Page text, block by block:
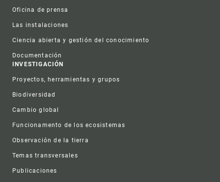
Oficina de prensa
Las instalaciones
Ciencia abierta y gestión del conocimiento
Documentación
INVESTIGACIÓN
Proyectos, herramientas y grupos
Biodiversidad
Cambio global
Funcionamento de los ecosistemas
Observación de la tierra
Temas transversales
Publicaciones